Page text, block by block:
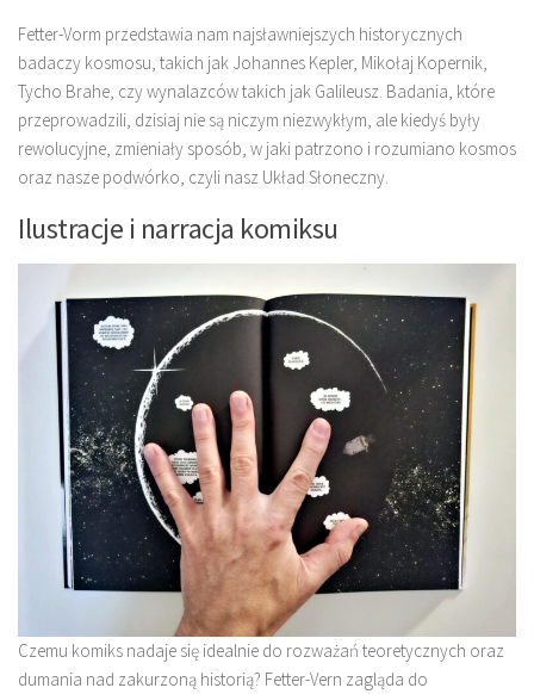
Fetter-Vorm przedstawia nam najsławniejszych historycznych
badaczy kosmosu, takich jak Johannes Kepler, Mikołaj Kopernik,
Tycho Brahe, czy wynalazców takich jak Galileusz. Badania, które
przeprowadzili, dzisiaj nie są niczym niezwykłym, ale kiedyś były
rewolucyjne, zmieniały sposób, w jaki patrzono i rozumiano kosmos
oraz nasze podwórko, czyli nasz Układ Słoneczny.
Ilustracje i narracja komiksu
Czemu komiks nadaje się idealnie do rozważań teoretycznych oraz
dumania nad zakurzoną historią? Fetter-Vern zagląda do